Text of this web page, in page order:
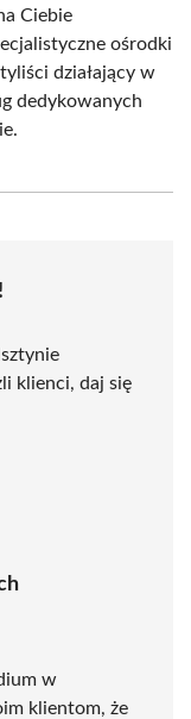
Ciebie
ośrodki
działający w
dedykowanych
klienci, daj się
w
klientom, że